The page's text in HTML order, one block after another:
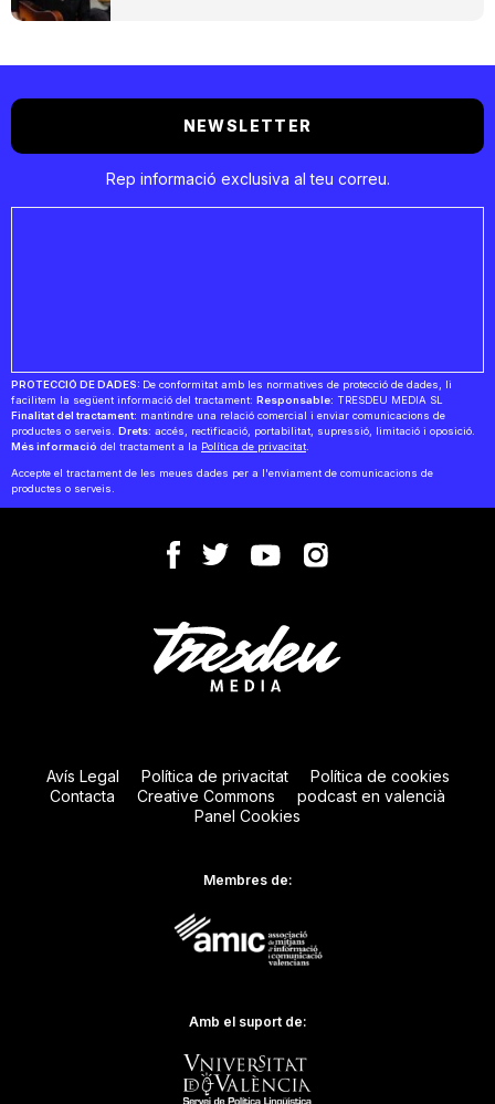
NEWSLETTER
Rep informació exclusiva al teu correu.
PROTECCIÓ DE DADES: De conformitat amb les normatives de protecció de dades, li
facilitem la següent informació del tractament: Responsable: TRESDEU MEDIA SL
Finalitat del tractament: mantindre una relació comercial i enviar comunicacions de
productes o serveis. Drets: accés, rectificació, portabilitat, supressió, limitació i oposició.
Més informació del tractament a la Política de privacitat.
Accepte el tractament de les meues dades per a l'enviament de comunicacions de
productes o serveis.
Avís Legal Política de privacitat
Política de cookies
Contacta
Creative Commons
podcast en valencià
Panel Cookies
Membres de:
Amb el suport de: